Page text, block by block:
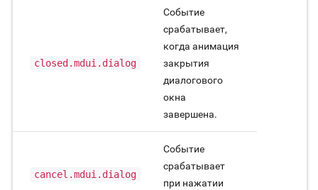
closed.mdui.dialog
Событие
срабатывает,
когда анимация
закрытия
диалогового
окна
завершена.
cancel.mdui.dialog
Событие
срабатывает
при нажатии